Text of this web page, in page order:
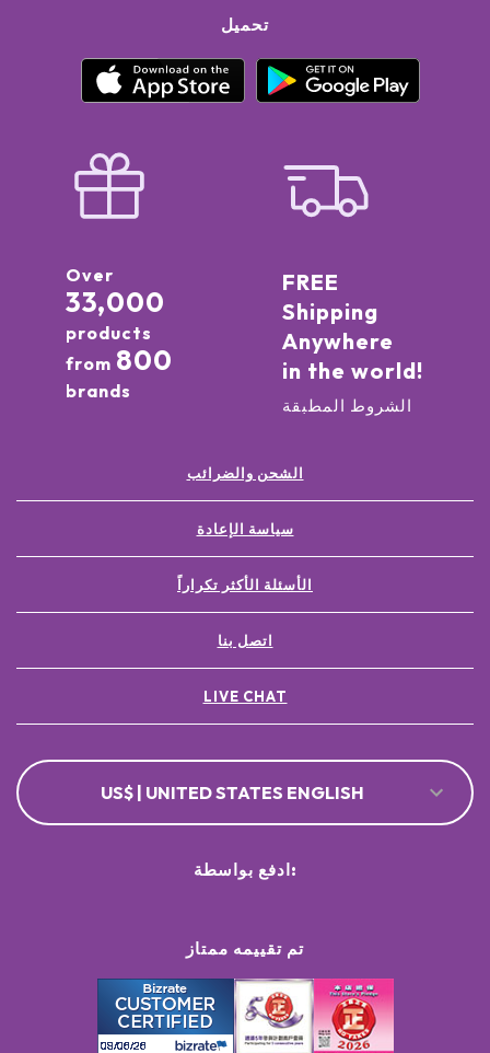
تحميل
Over
33,000
products
from 800
brands
FREE
Shipping
Anywhere
in the world!
الشروط المطبقة
الشحن والضرائب
سياسة الإعادة
الأسئلة الأكثر تكراراً
اتصل بنا
LIVE CHAT
US$ | UNITED STATES ENGLISH
تم تقييمه ممتاز
ادفع بواسطة: